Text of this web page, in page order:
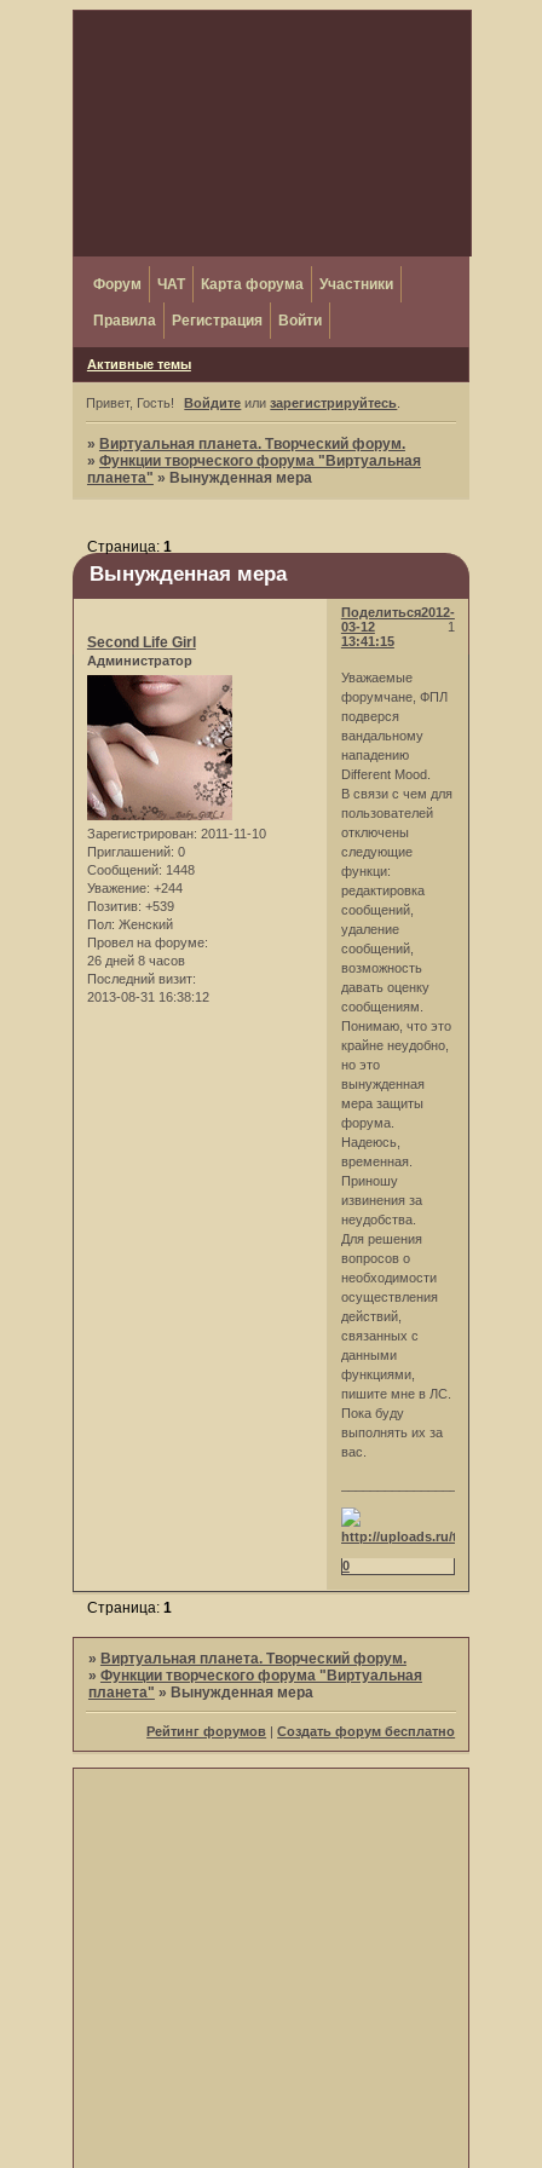
Форум ЧАТ Карта форума Участники
Правила Регистрация Войти
Активные темы
Привет, Гость! Войдите илизарегистрируйтесь
» Виртуальная планета. Творческий форум.
» Функции творческого форума "Виртуальная
планета" » Вынужденная мера
Вынужденная мера
Страница: 1
Поделиться
1
2012-
03-12
13:41:15
Second Life Girl
Администратор
Зарегистрирован: 2011-11-10
Приглашений: 0
Сообщений: 1448
Уважение: +244
Позитив: +539
Пол: Женский
Провел на форуме:
26 дней 8 часов
Последний визит:
2013-08-31 16:38:12
Уважаемые
форумчане, ФПЛ
подверся
вандальному
нападению
Different Mood.
В связи с чем для
пользователей
отключены
следующие
функци:
редактировка
сообщений,
удаление
сообщений,
возможность
давать оценку
сообщениям.
Понимаю, что это
крайне неудобно,
но это
вынужденная
мера защиты
форума.
Надеюсь,
временная.
Приношу
извинения за
неудобства.
Для решения
вопросов о
необходимости
осуществления
действий,
связанных с
данными
функциями,
пишите мне в ЛС.
Пока буду
выполнять их за
вас.
0
Страница: 1
» Виртуальная планета. Творческий форум.
» Функции творческого форума "Виртуальная
планета" » Вынужденная мера
Рейтинг форумов |Создать форум бесплатно